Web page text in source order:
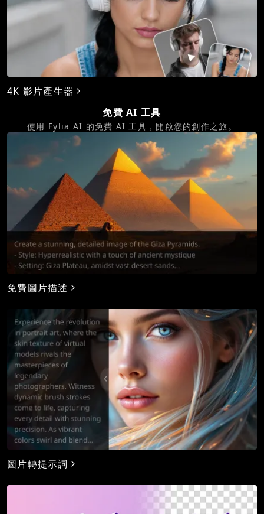
4K 影片產生器
免費 AI 工具
使用 Fylia AI 的免費 AI 工具，開啟您的創作之旅。
免費圖片描述
圖片轉提示詞